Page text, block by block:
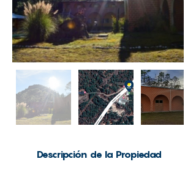
Descripción de la Propiedad